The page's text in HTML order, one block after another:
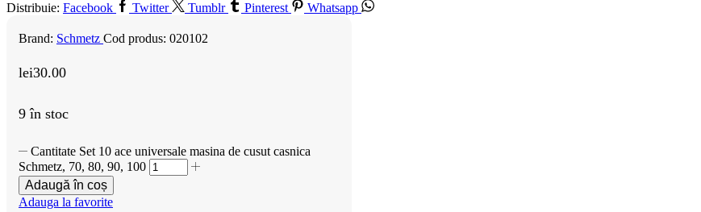
Distribuie: Facebook Twitter Tumblr Pinterest Whatsapp
Brand: Schmetz Cod produs: 020102
lei30.00
9 în stoc
Cantitate Set 10 ace universale masina de cusut casnica
Schmetz, 70, 80, 90, 100
Adaugă în coș
Adauga la favorite